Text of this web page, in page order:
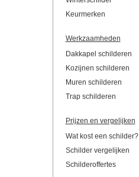
Keurmerken
Werkzaamheden
Dakkapel schilderen
Kozijnen schilderen
Muren schilderen
Trap schilderen
Prijzen en vergelijken
Wat kost een schilder?
Schilder vergelijken
Schilderoffertes